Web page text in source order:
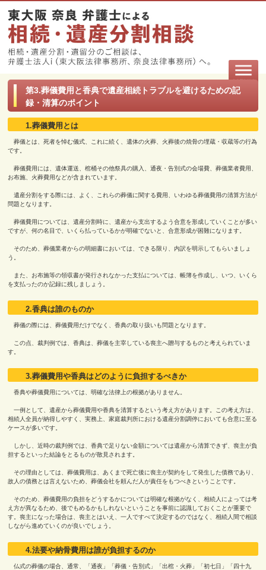
第3.葬儀費用と香典で遺産相続トラブルを避けるための記
録・清算のポイント
1.葬儀費用とは
葬儀とは、死者を悼む儀式、これに続く、遺体の火葬、火葬後の焼骨の埋蔵・収蔵等の行為
です。
葬儀費用には、遺体運送、棺桶その他祭具の購入、通夜・告別式の会場費、葬儀業者費用、
お布施、火葬費用などが含まれています。
遺産分割をする際には、よく、これらの葬儀に関する費用、いわゆる葬儀費用の清算方法が
問題となります。
葬儀費用については、遺産分割時に、遺産から支出するよう合意を形成していくことが多い
ですが、何の名目で、いくら払っているかが明確でないと、合意形成が困難になります。
そのため、葬儀業者からの明細書においては、できる限り、内訳を明示してもらいましょ
う。
また、お布施等の領収書が発行されなかった支払については、帳簿を作成し、いつ、いくら
を支払ったのか記録に残しましょう。
2.香典は誰のものか
葬儀の際には、葬儀費用だけでなく、香典の取り扱いも問題となります。
この点、裁判例では、香典は、葬儀を主宰している喪主へ贈与するものと考えられていま
す。
3.葬儀費用や香典はどのように負担するべきか
香典や葬儀費用については、明確な法律上の根拠がありません。
一例として、遺産から葬儀費用や香典を清算するという考え方があります。この考え方は、
相続人全員が納得しやすく、実務上、家庭裁判所における遺産分割調停においても合意に至る
ケースが多いです。
しかし、近時の裁判例では、香典で足りない金額については遺産から清算できず、喪主が負
担するといった結論をとるものが散見されます。
その理由としては、葬儀費用は、あくまで死亡後に喪主が契約をして発生した債務であり、
故人の債務とは言えないため、葬儀会社を頼んだ人が責任をもつべきということです。
そのため、葬儀費用の負担をどうするかについては明確な根拠がなく、相続人によっては考
え方が異なるため、後でもめるかもしれないということを事前に認識しておくことが重要で
す。喪主になった場合は、喪主とはいえ、一人ですべて決定するのではなく、相続人間で相談
しながら進めていくのが良いでしょう。
4.法要や納骨費用は誰が負担するのか
仏式の葬儀の場合、通常、「通夜」「葬儀・告別式」「出棺・火葬」「初七日」「四十九